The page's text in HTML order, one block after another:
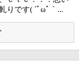
りです( ´ﾟωﾟ｀...